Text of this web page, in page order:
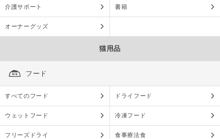
介護サポート 書籍
オーナーグッズ
猫用品
フード
すべてのフード ドライフード
ウェットフード 冷凍フード
フリーズドライ 食事療法食